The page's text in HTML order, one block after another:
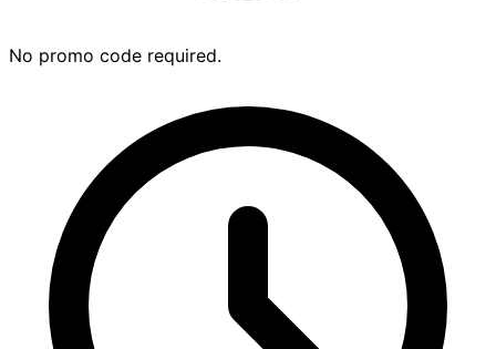
No promo code required.